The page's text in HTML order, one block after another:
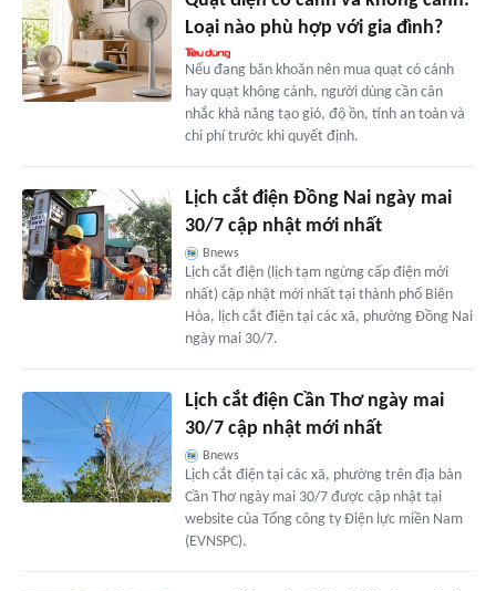
Loại nào phù hợp với gia đình?
Nếu đang băn khoăn nên mua quạt có cánh
hay quạt không cánh, người dùng cần cân
nhắc khả năng tạo gió, độ ồn, tính an toàn và
chi phí trước khi quyết định.
Lịch cắt điện Đồng Nai ngày mai
30/7 cập nhật mới nhất
Bnews
Lịch cắt điện (lịch tạm ngừng cấp điện mới
nhất) cập nhật mới nhất tại thành phố Biên
Hòa, lịch cắt điện tại các xã, phường Đồng Nai
ngày mai 30/7.
Lịch cắt điện Cần Thơ ngày mai
30/7 cập nhật mới nhất
Bnews
Lịch cắt điện tại các xã, phường trên địa bàn
Cần Thơ ngày mai 30/7 được cập nhật tại
website của Tổng công ty Điện lực miền Nam
(EVNSPC).